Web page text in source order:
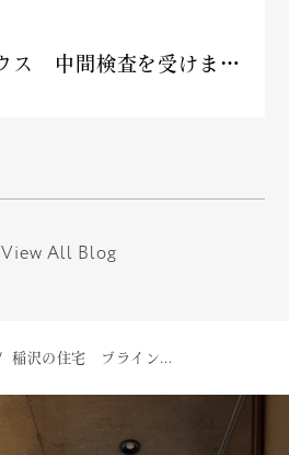
大阪のコートハウス 中間検査を受けました
View All Blog
稲沢の住宅 ブライン…